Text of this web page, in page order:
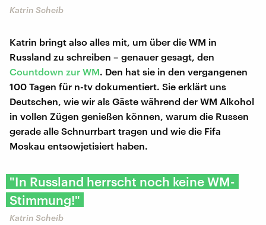
Katrin Scheib
Katrin bringt also alles mit, um über die WM in
Russland zu schreiben – genauer gesagt, den
Countdown zur WM. Den hat sie in den vergangenen
100 Tagen für n-tv dokumentiert. Sie erklärt uns
Deutschen, wie wir als Gäste während der WM Alkohol
in vollen Zügen genießen können, warum die Russen
gerade alle Schnurrbart tragen und wie die Fifa
Moskau entsowjetisiert haben.
"In Russland herrscht noch keine WM-
Stimmung!"
Katrin Scheib